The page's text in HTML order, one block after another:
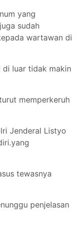
yang
sudah
wartawan di
di luar tidak makin
memperkeruh
Jenderal Listyo
tewasnya
penjelasan